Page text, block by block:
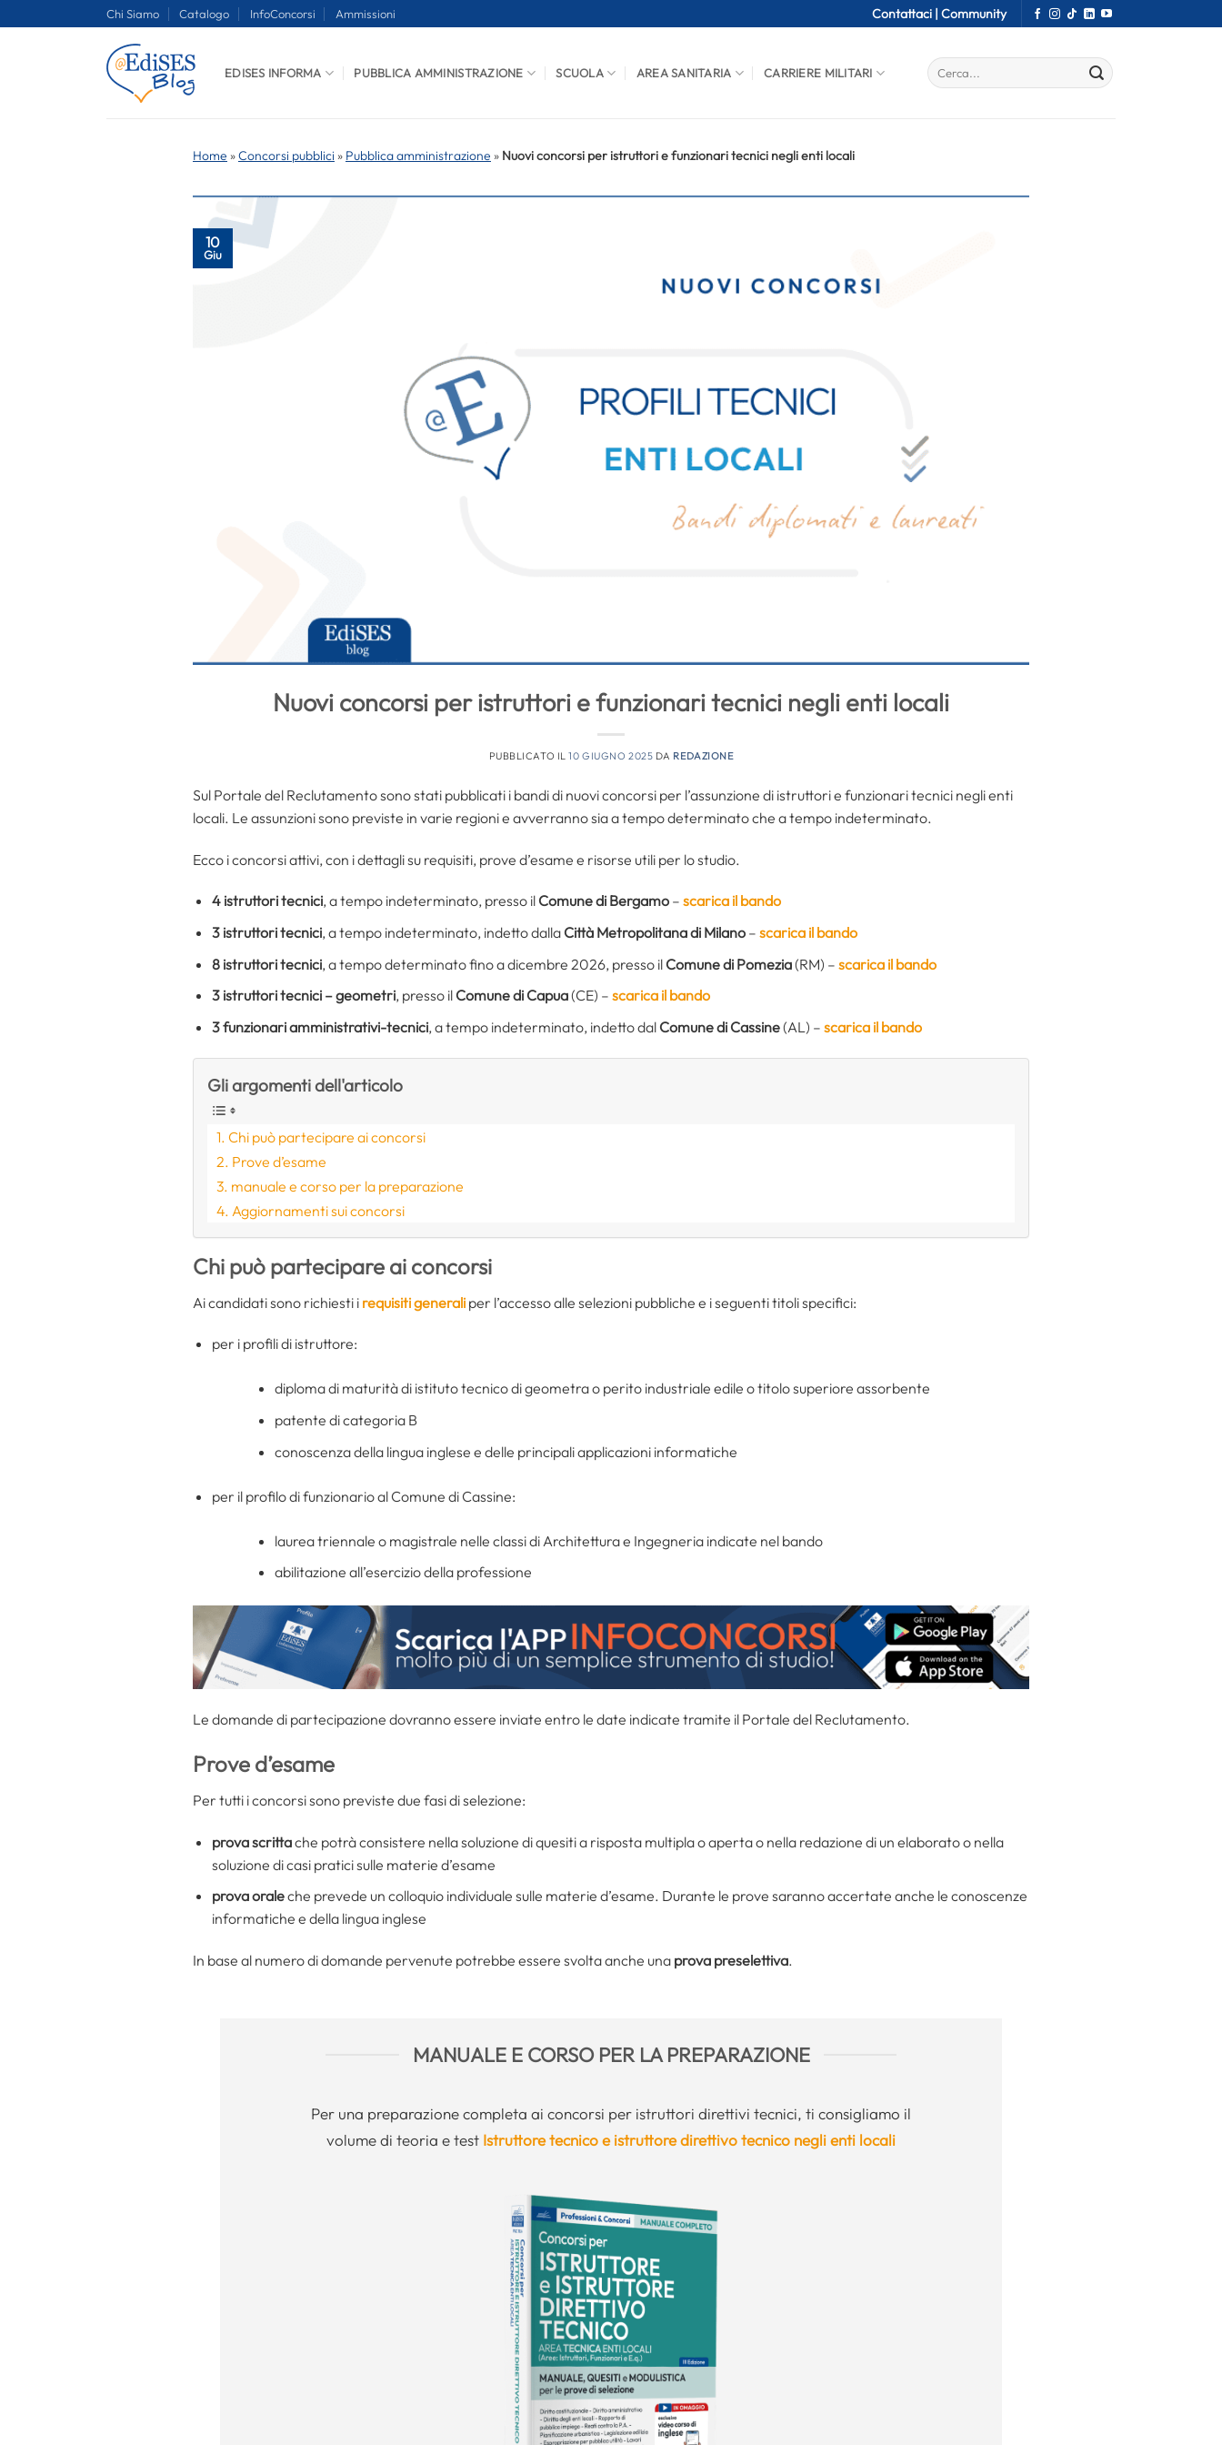
Chi Siamo Catalogo InfoConcorsi Ammissioni Contattaci | Community
EDISES INFORMA PUBBLICA AMMINISTRAZIONE SCUOLA AREA SANITARIA CARRIERE MILITARI
Home »Concorsi pubblici » Pubblica amministrazione » Nuovi concorsi per istruttori e funzionari tecnici negli enti locali
10
Giu
Nuovi concorsi per istruttori e funzionari tecnici negli enti locali
PUBBLICATO IL10 GIUGNO 2025 DA REDAZIONE
Sul Portale del Reclutamento sono stati pubblicati i bandi di nuovi concorsi per l’assunzione di istruttori e funzionari tecnici negli enti
locali. Le assunzioni sono previste in varie regioni e avverranno sia a tempo determinato che a tempo indeterminato.
Ecco i concorsi attivi, con i dettagli su requisiti, prove d’esame e risorse utili per lo studio.
4 istruttori tecnici, a tempo indeterminato, presso il Comune di Bergamo– scarica il bando
3 istruttori tecnici, a tempo indeterminato, indetto dalla Città Metropolitana di Milano– scarica il bando
8 istruttori tecnici, a tempo determinato fino a dicembre 2026, presso il Comune di Pomezia(RM) – scarica il bando
3 istruttori tecnici – geometri, presso il Comune di Capua(CE) – scarica il bando
3funzionari amministrativi-tecnici, a tempo indeterminato, indetto dal Comune di Cassine(AL) – scarica il bando
Gli argomenti dell'articolo
Chi può partecipare ai concorsi
Prove d’esame
manuale e corso per la preparazione
Aggiornamenti sui concorsi
Chi può partecipare ai concorsi
Ai candidati sono richiesti i requisiti generali per l’accesso alle selezioni pubbliche e i seguenti titoli specifici:
per i profili di istruttore:
diploma di maturità di istituto tecnico di geometra o perito industriale edile o titolo superiore assorbente
patente di categoria B
conoscenza della lingua inglese e delle principali applicazioni informatiche
per il profilo di funzionario al Comune di Cassine:
laurea triennale o magistrale nelle classi di Architettura e Ingegneria indicate nel bando
abilitazione all’esercizio della professione
Le domande di partecipazione dovranno essere inviate entro le date indicate tramite il Portale del Reclutamento.
Prove d’esame
Per tutti i concorsi sono previste due fasi di selezione:
prova scrittache potrà consistere nella soluzione di quesiti a risposta multipla o aperta o nella redazione di un elaborato o nella
soluzione di casi pratici sulle materie d’esame
prova oraleche prevede un colloquio individuale sulle materie d’esame. Durante le prove saranno accertate anche le conoscenze
informatiche e della lingua inglese
In base al numero di domande pervenute potrebbe essere svolta anche una prova preselettiva.
MANUALE E CORSO PER LA PREPARAZIONE
Per una preparazione completa ai concorsi per istruttori direttivi tecnici, ti consigliamo il
volume di teoria e test Istruttore tecnico e istruttore direttivo tecnico negli enti locali